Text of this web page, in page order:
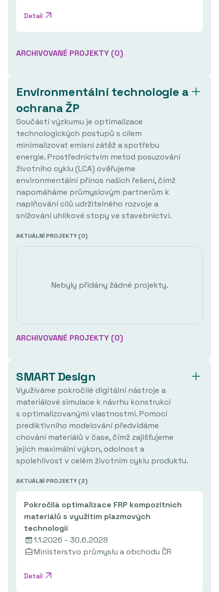
Detail
ARCHIVOVANÉ PROJEKTY (0)
Nebyly archivovány žádné projekty v dané
oblasti.
Environmentální technologie a
ochrana ŽP
Součástí výzkumu je optimalizace
technologických postupů s cílem
minimalizovat emisní zátěž a spotřebu
energie. Prostřednictvím metod posuzování
životního cyklu (LCA) ověřujeme
environmentální přínos našich řešení, čímž
napomáháme průmyslovým partnerům k
naplňování cílů udržitelného rozvoje a
snižování uhlíkové stopy ve stavebnictví.
AKTUÁLNÍ PROJEKTY (0)
Nebyly přidány žádné projekty.
ARCHIVOVANÉ PROJEKTY (0)
Nebyly archivovány žádné projekty v dané
oblasti.
SMART Design
Využíváme pokročilé digitální nástroje a
materiálové simulace k návrhu konstrukcí
s optimalizovanými vlastnostmi. Pomocí
prediktivního modelování předvídáme
chování materiálů v čase, čímž zajišťujeme
jejich maximální výkon, odolnost a
spolehlivost v celém životním cyklu produktu.
AKTUÁLNÍ PROJEKTY (2)
Pokročilá optimalizace FRP kompozitních
materiálů s využitím plazmových
technologií
1.1.2026 - 30.6.2028
Ministerstvo průmyslu a obchodu ČR
Detail